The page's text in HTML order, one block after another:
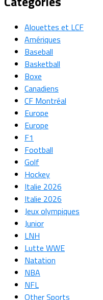
Alouettes et LCF
Amériques
Baseball
Basketball
Boxe
Canadiens
CF Montréal
Europe
Europe
F1
Football
Golf
Hockey
Italie 2026
Italie 2026
Jeux olympiques
Junior
LNH
Lutte WWE
Natation
NBA
NFL
Other Sports